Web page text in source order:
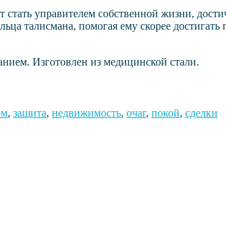
управителем собственной жизни,
талисмана, помогая ему скорее
Изготовлен из медицинской стали.
, защита, недвижимость, очаг, покой, сделки